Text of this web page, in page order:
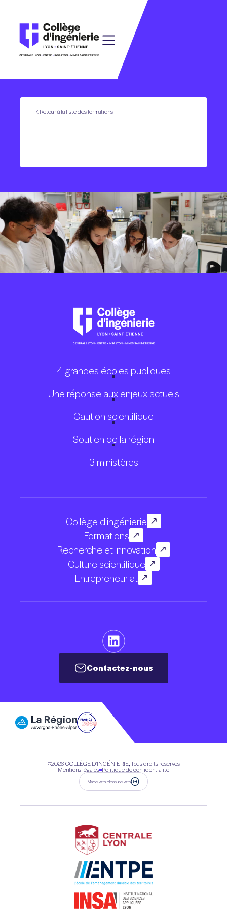
Retour à la liste des formations
4 grandes écoles publiques
Une réponse aux enjeux actuels
Caution scientifique
Soutien de la région
3 ministères
Collège d'ingénierie
Formations
Recherche et innovation
Culture scientifique
Entrepreneuriat
Contactez-nous
Contactez-nous
©2026 COLLÈGE D’INGÉNIERIE, Tous droits réservés
Mentions légales Politique de confidentialité
Made with pleasure with